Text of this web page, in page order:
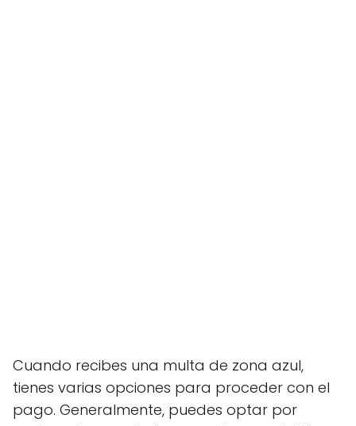
Cuando recibes una multa de zona azul,
tienes varias opciones para proceder con el
pago. Generalmente, puedes optar por